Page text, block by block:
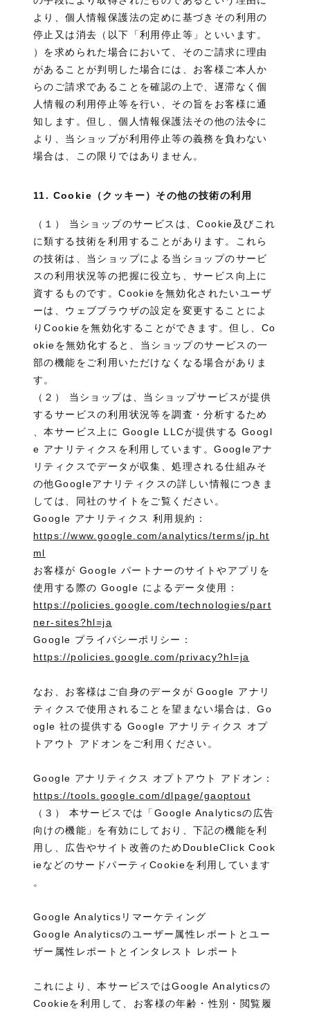
より、個人情報保護法の定めに基づきその利用の
停止又は消去（以下「利用停止等」といいます。
）を求められた場合において、そのご請求に理由
があることが判明した場合には、お客様ご本人か
らのご請求であることを確認の上で、遅滞なく個
人情報の利用停止等を行い、その旨をお客様に通
知します。但し、個人情報保護法その他の法令に
より、当ショップが利用停止等の義務を負わない
場合は、この限りではありません。
11. Cookie（クッキー）その他の技術の利用
（１） 当ショップのサービスは、Cookie及びこれ
に類する技術を利用することがあります。これら
の技術は、当ショップによる当ショップのサービ
スの利用状況等の把握に役立ち、サービス向上に
資するものです。Cookieを無効化されたいユーザ
ーは、ウェブブラウザの設定を変更することによ
りCookieを無効化することができます。但し、Co
okieを無効化すると、当ショップのサービスの一
部の機能をご利用いただけなくなる場合がありま
す。
（２） 当ショップは、当ショップサービスが提供
するサービスの利用状況等を調査・分析するため
、本サービス上に Google LLCが提供する Googl
e アナリティクスを利用しています。Googleアナ
リティクスでデータが収集、処理される仕組みそ
の他Googleアナリティクスの詳しい情報につきま
しては、同社のサイトをご覧ください。
Google アナリティクス 利用規約：
https://www.google.com/analytics/terms/jp.ht
ml
お客様が Google パートナーのサイトやアプリを
使用する際の Google によるデータ使用：
https://policies.google.com/technologies/part
ner-sites?hl=ja
Google プライバシーポリシー：
https://policies.google.com/privacy?hl=ja
なお、お客様はご自身のデータが Google アナリ
ティクスで使用されることを望まない場合は、Go
ogle 社の提供する Google アナリティクス オプ
トアウト アドオンをご利用ください。
Google アナリティクス オプトアウト アドオン：
https://tools.google.com/dlpage/gaoptout
（３） 本サービスでは「Google Analyticsの広告
向けの機能」を有効にしており、下記の機能を利
用し、広告やサイト改善のためDoubleClick Cook
ieなどのサードパーティCookieを利用しています
。
Google Analyticsリマーケティング
Google Analyticsのユーザー属性レポートとユー
ザー属性レポートとインタレスト レポート
これにより、本サービスではGoogle Analyticsの
Cookieを利用して、お客様の年齢・性別・閲覧履